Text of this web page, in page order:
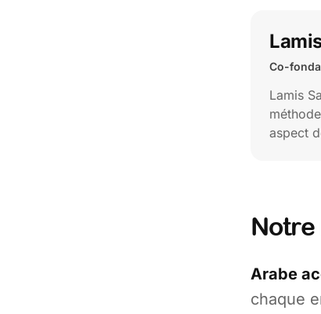
Co-
Lamis
aspect
Notre
Arabe
chaque